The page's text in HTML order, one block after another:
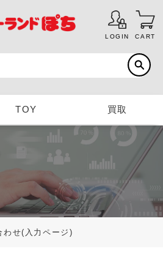
LOGIN CART
TOY 買取
わせ(入力ページ)